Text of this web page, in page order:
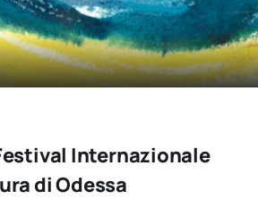
Internazionale
di Odessa